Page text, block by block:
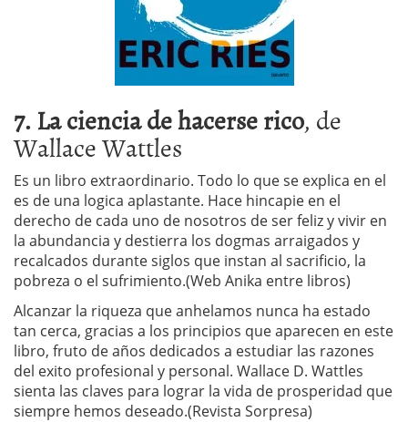
7. La ciencia de hacerse rico, de
Wallace Wattles
Es un libro extraordinario. Todo lo que se explica en el
es de una logica aplastante. Hace hincapie en el
derecho de cada uno de nosotros de ser feliz y vivir en
la abundancia y destierra los dogmas arraigados y
recalcados durante siglos que instan al sacrificio, la
pobreza o el sufrimiento.(Web Anika entre libros)
Alcanzar la riqueza que anhelamos nunca ha estado
tan cerca, gracias a los principios que aparecen en este
libro, fruto de años dedicados a estudiar las razones
del exito profesional y personal. Wallace D. Wattles
sienta las claves para lograr la vida de prosperidad que
siempre hemos deseado.(Revista Sorpresa)